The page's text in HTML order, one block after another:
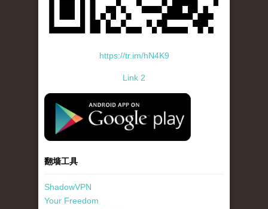
https://tr.im/hN4K9
Link 2
standard-icon-googleplay-app-store.png
翻墙工具
ShadowVPN
Your Freedom